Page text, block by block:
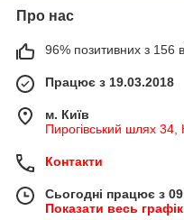
Про нас
96% позитивних з 156
Працює з 19.03.2018
м. Київ
Пирогівський шлях 34,
Контакти
Сьогодні працює з
Показати весь